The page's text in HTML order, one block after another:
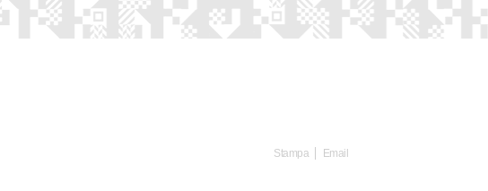
Stampa Email